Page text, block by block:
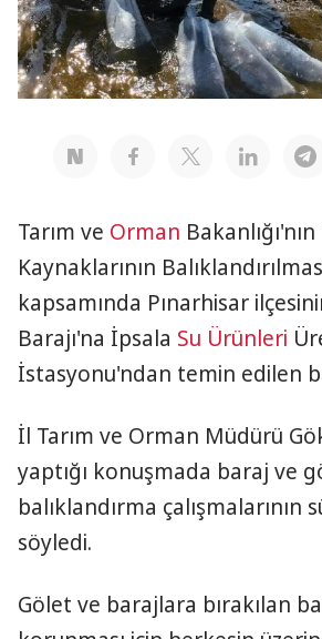
Tarım ve Orman
Kaynaklarının
kapsamında Pınarhisar
Barajı'na İpsala Su Ürünleri
İstasyonu'ndan temin edilen
İl Tarım ve Orman Müdürü
yaptığı konuşmada baraj ve
balıklandırma çalışmalarının
söyledi.
Gölet ve barajlara bırakılan